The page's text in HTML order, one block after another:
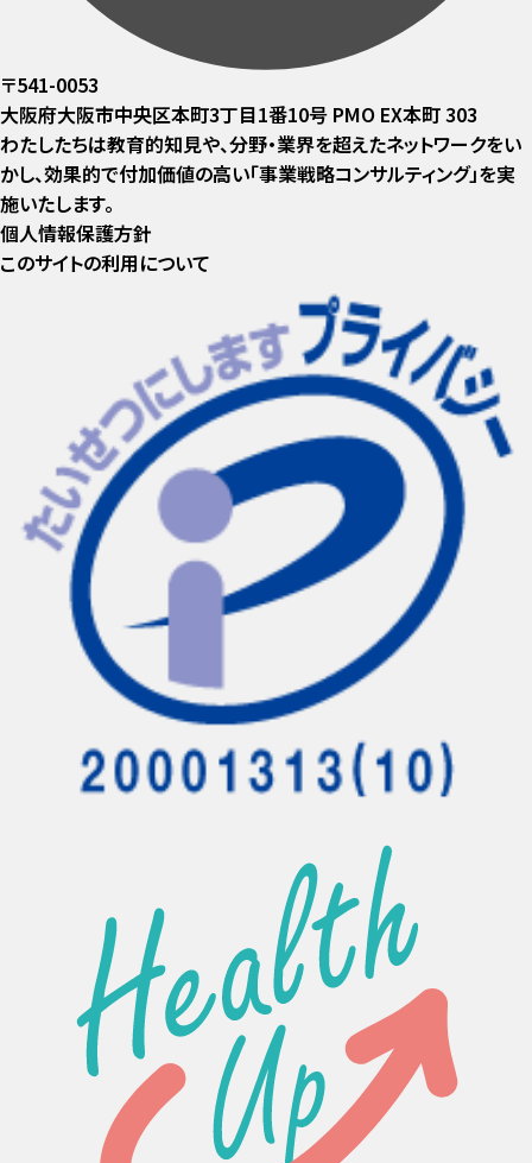
〒541-0053
大阪府大阪市中央区本町3丁目1番10号 PMO EX本町 303
わたしたちは教育的知見や、分野・業界を超えたネットワークをい
かし、効果的で付加価値の高い「事業戦略コンサルティング」を実
施いたします。
個人情報保護方針
このサイトの利用について